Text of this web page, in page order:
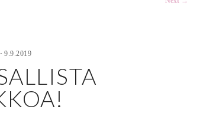
9.9.2019